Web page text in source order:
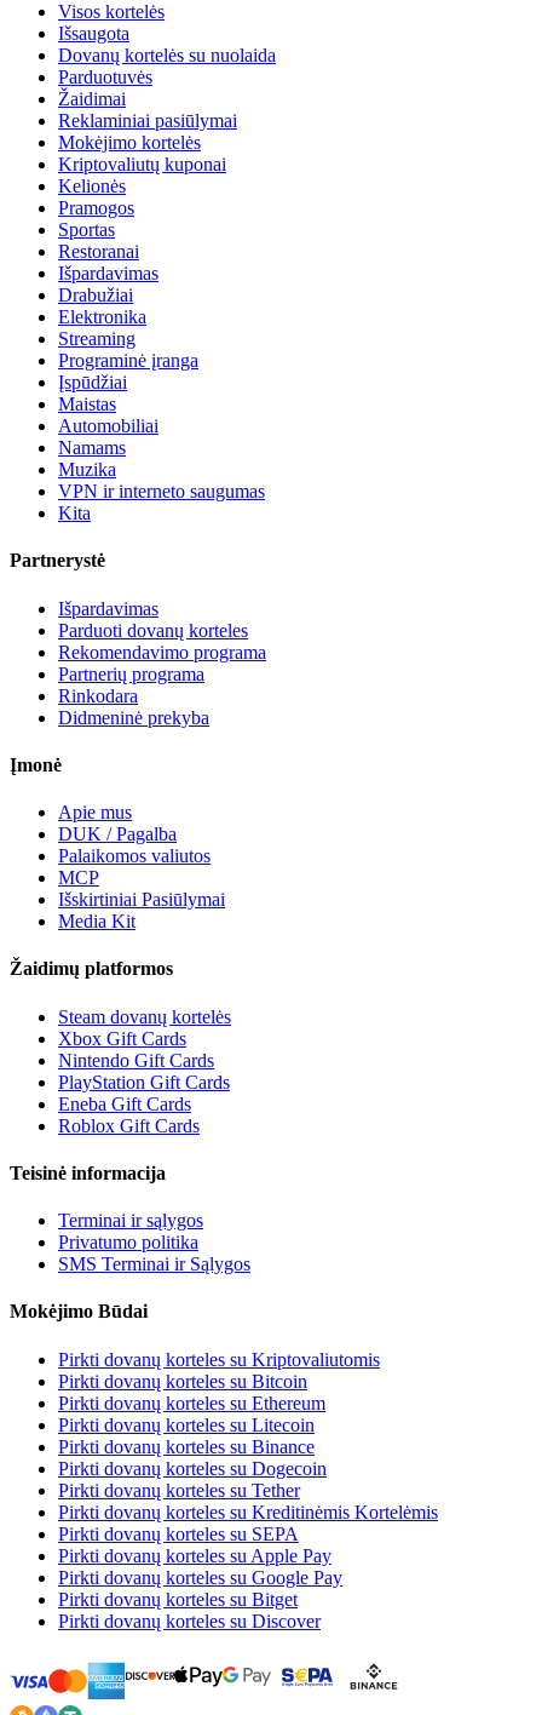
Visos kortelės
Išsaugota
Dovanų kortelės su nuolaida
Parduotuvės
Žaidimai
Reklaminiai pasiūlymai
Mokėjimo kortelės
Kriptovaliutų kuponai
Kelionės
Pramogos
Sportas
Restoranai
Išpardavimas
Drabužiai
Elektronika
Streaming
Programinė įranga
Įspūdžiai
Maistas
Automobiliai
Namams
Muzika
VPN ir interneto saugumas
Kita
Partnerystė
Išpardavimas
Parduoti dovanų korteles
Rekomendavimo programa
Partnerių programa
Rinkodara
Didmeninė prekyba
Įmonė
Apie mus
DUK / Pagalba
Palaikomos valiutos
MCP
Išskirtiniai Pasiūlymai
Media Kit
Žaidimų platformos
Steam dovanų kortelės
Xbox Gift Cards
Nintendo Gift Cards
PlayStation Gift Cards
Eneba Gift Cards
Roblox Gift Cards
Teisinė informacija
Terminai ir sąlygos
Privatumo politika
SMS Terminai ir Sąlygos
Mokėjimo Būdai
Pirkti dovanų korteles su Kriptovaliutomis
Pirkti dovanų korteles su Bitcoin
Pirkti dovanų korteles su Ethereum
Pirkti dovanų korteles su Litecoin
Pirkti dovanų korteles su Binance
Pirkti dovanų korteles su Dogecoin
Pirkti dovanų korteles su Tether
Pirkti dovanų korteles su Kreditinėmis Kortelėmis
Pirkti dovanų korteles su SEPA
Pirkti dovanų korteles su Apple Pay
Pirkti dovanų korteles su Google Pay
Pirkti dovanų korteles su Bitget
Pirkti dovanų korteles su Discover